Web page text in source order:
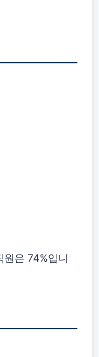
원은 74%입니